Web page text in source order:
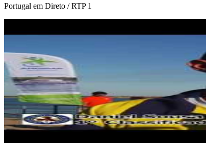
Portugal em Direto / RTP 1